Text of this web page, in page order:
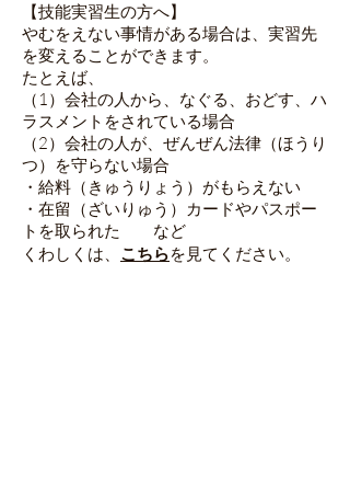
【技能実習生の方へ】
やむをえない事情がある場合は、実習先
を変えることができます。
たとえば、
（1）会社の人から、なぐる、おどす、ハ
ラスメントをされている場合
（2）会社の人が、ぜんぜん法律（ほうり
つ）を守らない場合
・給料（きゅうりょう）がもらえない
・在留（ざいりゅう）カードやパスポー
トを取られた など
くわしくは、 こちらを見てください。